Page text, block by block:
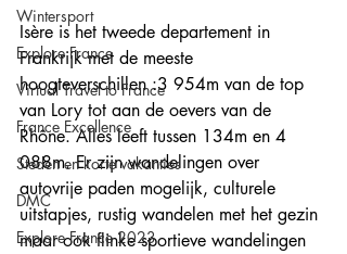
Wintersport
Explore France
Virtual Travel to France
France Excellence
Steden en korte vakanties
DMC
Explore France 2023
Isère is het tweede departement in
Frankrijk met de meeste
hoogteverschillen :3 954m van de top
van Lory tot aan de oevers van de
Rhône. Alles leeft tussen 134m en 4
088m. Er zijn wandelingen over
autovrije paden mogelijk, culturele
uitstapjes, rustig wandelen met het gezin
maar ook flinke sportieve wandelingen